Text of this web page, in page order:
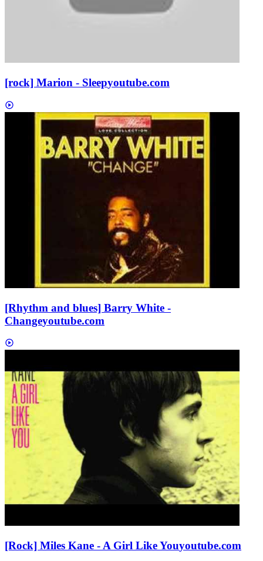
[rock] Marion - Sleepyoutube.com
[Rhythm and blues] Barry White -
Changeyoutube.com
[Rock] Miles Kane - A Girl Like Youyoutube.com